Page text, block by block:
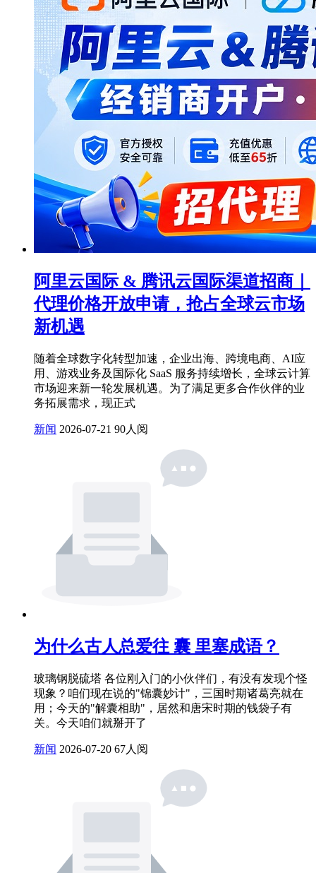
阿里云国际 & 腾讯云国际渠道招商｜
代理价格开放申请，抢占全球云市场
新机遇
随着全球数字化转型加速，企业出海、跨境电商、AI应
用、游戏业务及国际化 SaaS 服务持续增长，全球云计算
市场迎来新一轮发展机遇。为了满足更多合作伙伴的业
务拓展需求，现正式
新闻 2026-07-21 90人阅
为什么古人总爱往 囊 里塞成语？
玻璃钢脱硫塔 各位刚入门的小伙伴们，有没有发现个怪
现象？咱们现在说的"锦囊妙计"，三国时期诸葛亮就在
用；今天的"解囊相助"，居然和唐宋时期的钱袋子有
关。今天咱们就掰开了
新闻 2026-07-20 67人阅